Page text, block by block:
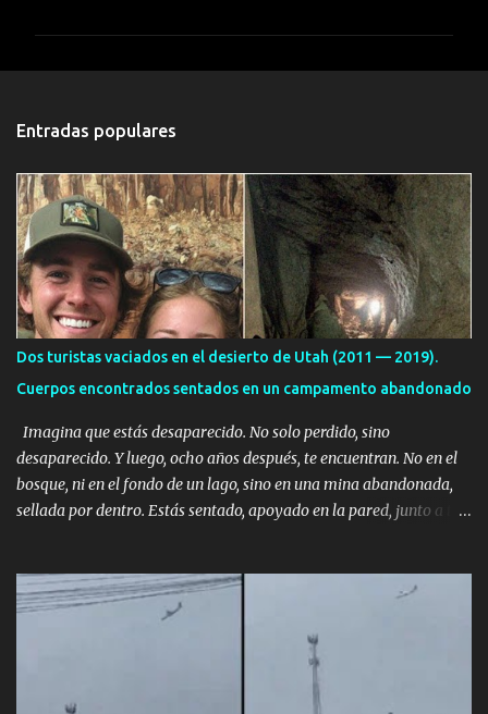
t
r
i
o
s
Entradas populares
Dos turistas vaciados en el desierto de Utah (2011 — 2019).
Cuerpos encontrados sentados en un campamento abandonado
Imagina que estás desaparecido. No solo perdido, sino
desaparecido. Y luego, ocho años después, te encuentran. No en el
bosque, ni en el fondo de un lago, sino en una mina abandonada,
sellada por dentro. Estás sentado, apoyado en la pared, junto a tu
una historia de monstruos de película. Esta es la historia real de
Sarah y Andrew. Es la historia de cómo un viaje de tres días al
desierto se convirtió en un misterio de ocho años, cuya respuesta
resultó ser más aterradora de lo que nadie podría haber